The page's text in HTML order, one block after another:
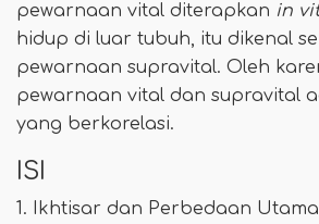
pewarnaan vital diterapkan in
hidup di luar tubuh, itu dikenal
pewarnaan supravital. Oleh
pewarnaan vital dan supravital
yang berkorelasi.
ISI
1. Ikhtisar dan Perbedaan Utama